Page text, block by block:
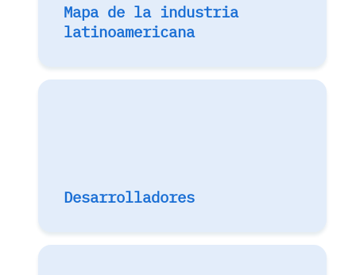
Mapa de la industria
latinoamericana
Desarrolladores